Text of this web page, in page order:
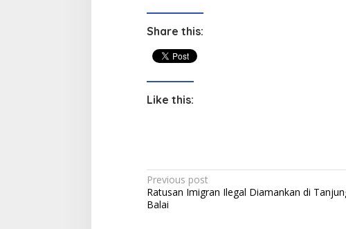
Share this:
Like this:
P
o
Previous post
Ratusan Imigran Ilegal Diamankan di
Balai